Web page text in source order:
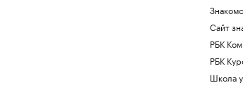
Сайт
РБК
РБК
Школа